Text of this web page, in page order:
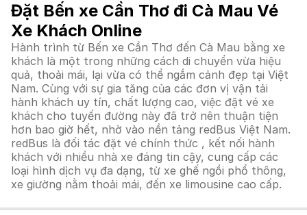
Đặt Bến xe Cần Thơ đi Cà Mau Vé
Xe Khách Online
Hành trình từ Bến xe Cần Thơ đến Cà Mau bằng xe
khách là một trong những cách di chuyển vừa hiệu
quả, thoải mái, lại vừa có thể ngắm cảnh đẹp tại Việt
Nam. Cùng với sự gia tăng của các đơn vị vận tải
hành khách uy tín, chất lượng cao, việc đặt vé xe
khách cho tuyến đường này đã trở nên thuận tiện
hơn bao giờ hết, nhờ vào nền tảng redBus Việt Nam.
redBus là đối tác đặt vé chính thức , kết nối hành
khách với nhiều nhà xe đáng tin cậy, cung cấp các
loại hình dịch vụ đa dạng, từ xe ghế ngồi phổ thông,
xe giường nằm thoải mái, đến xe limousine cao cấp.